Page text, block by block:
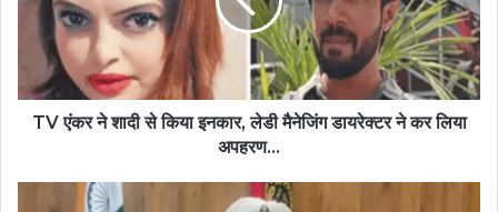
TV एंकर ने शादी से किया इनकार, लेडी मैनेजिंग डायरेक्टर ने कर लिया
अपहरण...